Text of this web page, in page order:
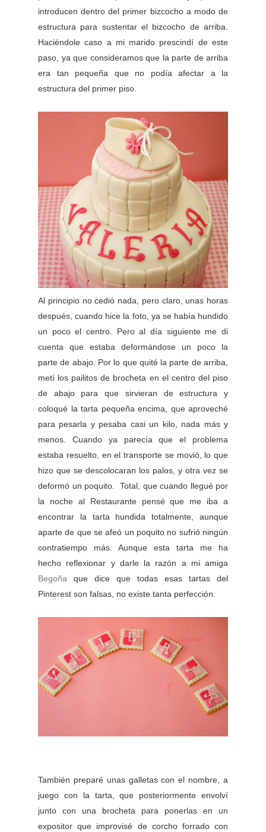
introducen dentro del primer bizcocho a modo de
estructura para sustentar el bizcocho de arriba.
Haciéndole caso a mi marido prescindí de este
paso, ya que consideramos que la parte de arriba
era tan pequeña que no podía afectar a la
estructura del primer piso.
Al principio no cedió nada, pero claro, unas horas
después, cuando hice la foto, ya se había hundido
un poco el centro. Pero al día siguiente me di
cuenta que estaba deformándose un poco la
parte de abajo. Por lo que quité la parte de arriba,
metí los pailitos de brocheta en el centro del piso
de abajo para que sirvieran de estructura y
coloqué la tarta pequeña encima, que aproveché
para pesarla y pesaba casi un kilo, nada más y
menos. Cuando ya parecía que el problema
estaba resuelto, en el transporte se movió, lo que
hizo que se descolocaran los palos, y otra vez se
deformó un poquito. Total, que cuando llegué por
la noche al Restaurante pensé que me iba a
encontrar la tarta hundida totalmente, aunque
aparte de que se afeó un poquito no sufrió ningún
contratiempo más. Aunque esta tarta me ha
hecho reflexionar y darle la razón a mi amiga
Begoña que dice que todas esas tartas del
Pinterest son falsas, no existe tanta perfección.
También preparé unas galletas con el nombre, a
juego con la tarta, que posteriormente envolví
junto con una brocheta para ponerlas en un
expositor que improvisé de corcho forrado con